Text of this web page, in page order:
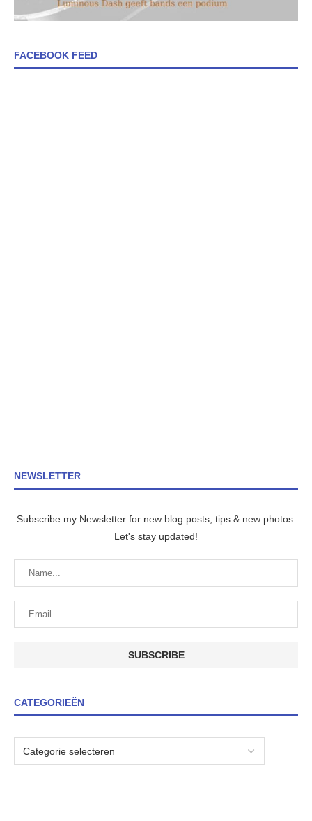
FACEBOOK FEED
NEWSLETTER
Subscribe my Newsletter for new blog posts, tips & new photos.
Let's stay updated!
CATEGORIEËN